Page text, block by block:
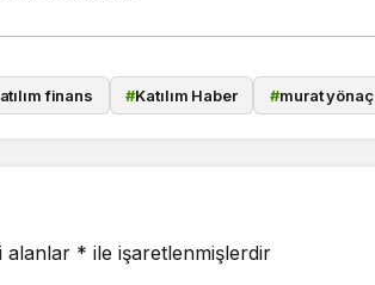
finans #Katılım Haber #murat yönaç
alanlar * ile işaretlenmişlerdir